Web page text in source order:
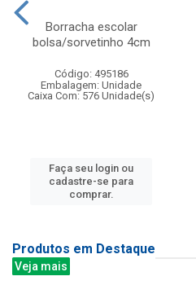
Borracha escolar
bolsa/sorvetinho 4cm
Código: 495186
Embalagem: Unidade
Caixa Com: 576 Unidade(s)
Faça seu login ou
cadastre-se para
comprar.
Produtos em Destaque
Veja mais